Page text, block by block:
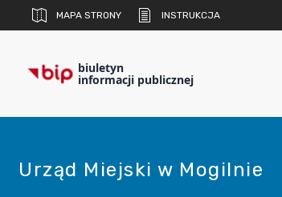
MAPA STRONY INSTRUKCJA
biuletyn
informacji publicznej
Urząd Miejski w Mogilnie